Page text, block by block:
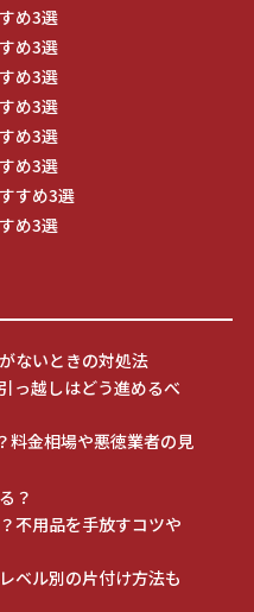
め3選
め3選
め3選
め3選
め3選
め3選
すめ3選
め3選
ないときの対処法
っ越しはどう進めるべ
料金相場や悪徳業者の見
？
不用品を手放すコツや
ベル別の片付け方法も